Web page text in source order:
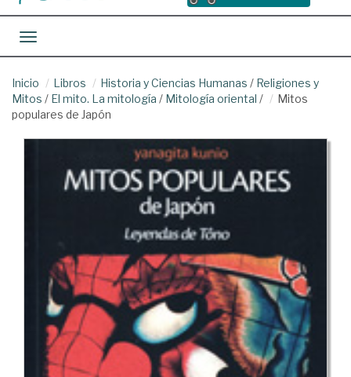
Toggle navigation
Inicio Libros Historia y Ciencias Humanas / Religiones y
Mitos / El mito. La mitología / Mitología oriental /
Mitos
populares de Japón